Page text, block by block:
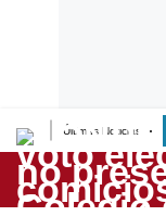
Últimas Noticias
Lo último
Peru Quiosco